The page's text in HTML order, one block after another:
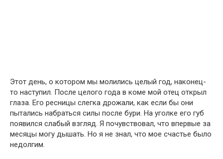
Этот день, о котором мы молились целый год, наконец-
то наступил. После целого года в коме мой отец открыл
глаза. Его ресницы слегка дрожали, как если бы они
пытались набраться силы после бури. На уголке его губ
появился слабый взгляд. Я почувствовал, что впервые за
месяцы могу дышать. Но я не знал, что мое счастье было
недолгим.